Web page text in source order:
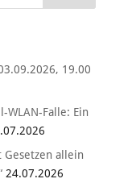
19.00
WLAN-Falle: Ein
Gesetzen allein
24.07.2026